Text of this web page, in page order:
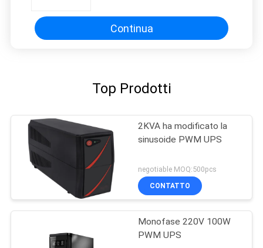
Continua
Top Prodotti
2KVA ha modificato la
sinusoide PWM UPS
negotiable MOQ:500pcs
CONTATTO
Monofase 220V 100W
PWM UPS